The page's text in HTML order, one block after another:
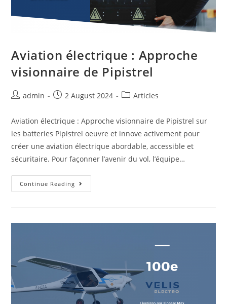
Aviation électrique : Approche
visionnaire de Pipistrel
admin 2 August 2024 Articles
Aviation électrique : Approche visionnaire de Pipistrel sur
les batteries Pipistrel oeuvre et innove activement pour
créer une aviation électrique abordable, accessible et
sécuritaire. Pour façonner l’avenir du vol, l’équipe…
Continue Reading